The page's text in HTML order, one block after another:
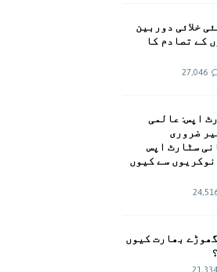
خلائی دوربین
کے تصادم کا
27,046
اپس: عالمی
ضروری
سٹارٹ اپس
نوکریوں سے کیوں
بھارت کیوں
21,334